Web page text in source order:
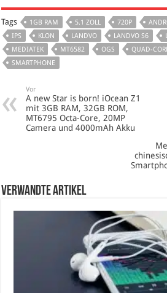
Tags 1GB RAM 5.1 ZOLL 720P
IPS
KLON LANDVO LANDVO S6
MEDIATEK
MT6582 OGS QUAD-
SMARTPHONE
Vor
A new Star is born! iOcean Z1
mit 3GB RAM, 32GB ROM,
MT6795 Octa-Core, 20MP
Camera und 4000mAh Akku
verwandte Artikel